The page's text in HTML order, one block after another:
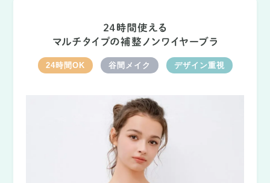
24時間OK 谷間メイク デザイン重視